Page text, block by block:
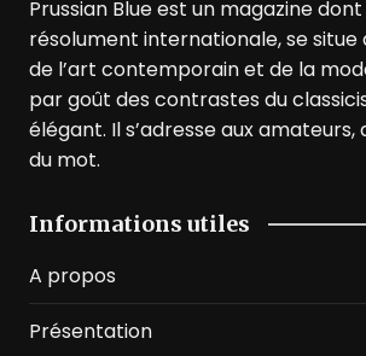
Prussian Blue est un magazine
résolument internationale, se situe
de l’art contemporain et de la
par goût des contrastes du
élégant. Il s’adresse aux amateurs,
du mot.
Informations utiles
A propos
Présentation